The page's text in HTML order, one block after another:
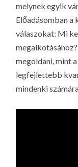
melynek egyik
Előadásomban a
válaszokat: Mi
megoldani, mint
legfejlettebb
mindenki